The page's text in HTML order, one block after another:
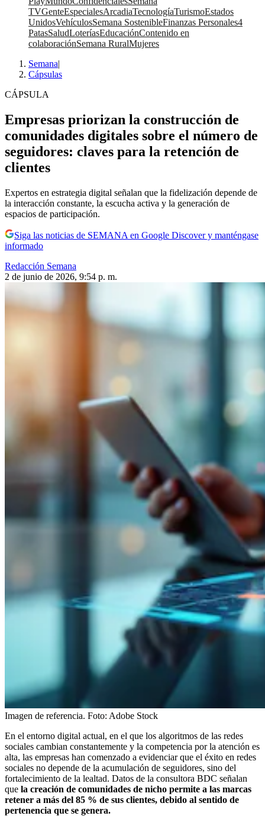
TVGenteEspecialesArcadiaTecnologíaTurismoEstados
UnidosVehículosSemana SostenibleFinanzas Personales4
PatasSaludLoteríasEducaciónContenido en
colaboraciónSemana RuralMujeres
Semana|
Cápsulas
CÁPSULA
Empresas priorizan la construcción de
comunidades digitales sobre el número de
seguidores: claves para la retención de
clientes
Expertos en estrategia digital señalan que la fidelización depende de
la interacción constante, la escucha activa y la generación de
espacios de participación.
Siga las noticias de SEMANA en Google Discover y manténgase
informado
Redacción Semana
2 de junio de 2026, 9:54 p. m.
Imagen de referencia. Foto: Adobe Stock
En el entorno digital actual, en el que los algoritmos de las redes
sociales cambian constantemente y la competencia por la atención es
alta, las empresas han comenzado a evidenciar que el éxito en redes
sociales no depende de la acumulación de seguidores, sino del
fortalecimiento de la lealtad. Datos de la consultora BDC señalan
que la creación de comunidades de nicho permite a las marcas
retener a más del 85 % de sus clientes, debido al sentido de
pertenencia que se genera.